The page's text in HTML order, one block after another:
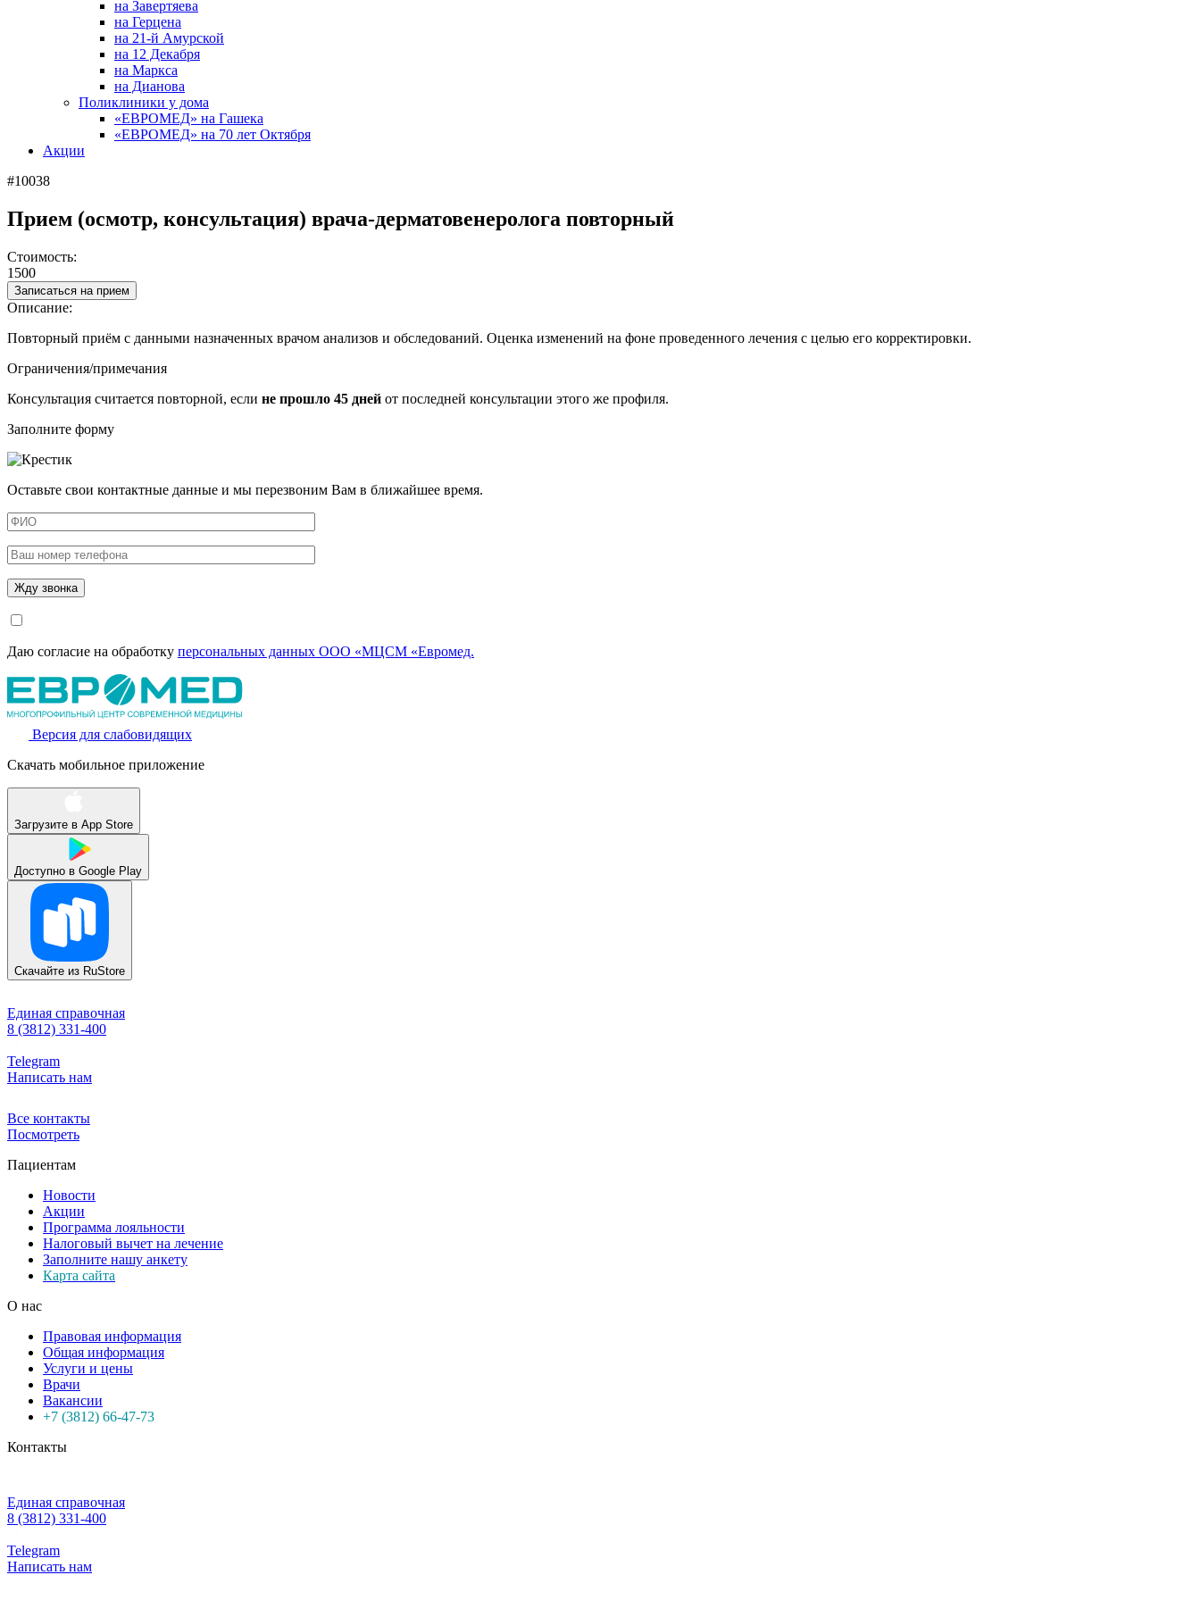
на Завертяева
на Герцена
на 21-й Амурской
на 12 Декабря
на Маркса
на Дианова
Поликлиники у дома
«ЕВРОМЕД» на Гашека
«ЕВРОМЕД» на 70 лет Октября
Акции
#10038
Прием (осмотр, консультация) врача-дерматовенеролога повторный
Стоимость:
1500
Записаться на прием
Описание:
Повторный приём с данными назначенных врачом анализов и обследований. Оценка изменений на фоне проведенного лечения с целью его корректировки.
Ограничения/примечания
Консультация считается повторной, если не прошло 45 дней от последней консультации этого же профиля.
Заполните форму
Оставьте свои контактные данные и мы перезвоним Вам в ближайшее время.
Даю согласие на обработку персональных данных ООО «МЦСМ «Евромед.
Версия для слабовидящих
Скачать мобильное приложение
Загрузите в App Store
Доступно в Google Play
Скачайте из RuStore
Единая справочная
8 (3812) 331-400
Telegram
Написать нам
Все контакты
Посмотреть
Пациентам
Новости
Акции
Программа лояльности
Налоговый вычет на лечение
Заполните нашу анкету
Карта сайта
О нас
Правовая информация
Общая информация
Услуги и цены
Врачи
Вакансии
+7 (3812) 66-47-73
Контакты
Единая справочная
8 (3812) 331-400
Telegram
Написать нам